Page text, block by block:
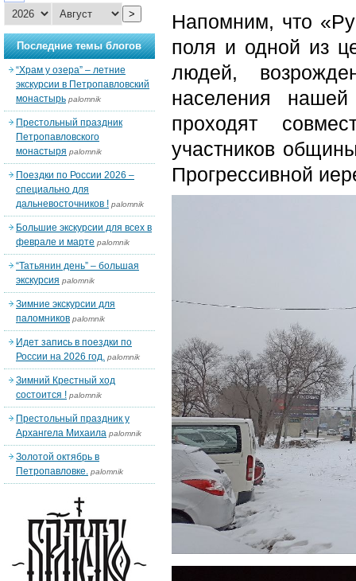
Напомним, что
поля и одной из
людей,
населения
проходят
участников
Прогрессивной
>
Последние темы блогов
“Храм у озера” – летние
экскурсии в Петропавловский
монастырь palomnik
Престольный праздник
Петропавловского
монастыря palomnik
Поездки по России 2026 –
специально для
дальневосточников ! palomnik
Большие экскурсии для всех в
феврале и марте palomnik
“Татьянин день” – большая
экскурсия palomnik
Зимние экскурсии для
паломников palomnik
Идет запись в поездки по
России на 2026 год. palomnik
Зимний Крестный ход
состоится ! palomnik
Престольный праздник у
Архангела Михаила palomnik
Золотой октябрь в
Петропавловке. palomnik